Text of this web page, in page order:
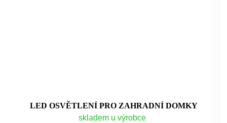
LED OSVĚTLENÍ PRO ZAHRADNÍ DOMKY
skladem u výrobce